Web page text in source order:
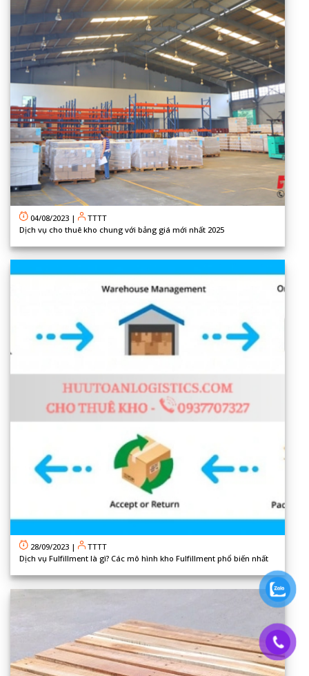
04/08/2023 |
TTTT
Dịch vụ cho thuê kho chung với bảng giá mới nhất 2025
28/09/2023 |
TTTT
Dịch vụ Fulfillment là gì? Các mô hình kho Fulfillment phổ biến nhất